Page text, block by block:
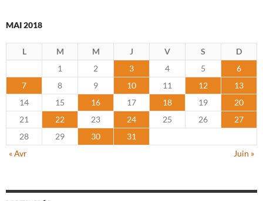
MAI 2018
L M M J V S
D
1
2 3 4 5
6
7
8 9 10 11 12
13
14
15 16 17 18 19
20
21
22 23 24 25 26
27
28
29 30
31
« Avr
Juin »